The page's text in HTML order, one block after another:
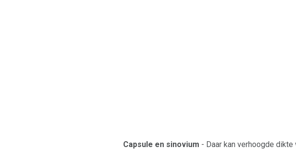
Capsule en sinovium - Daar kan verhoogde dikte